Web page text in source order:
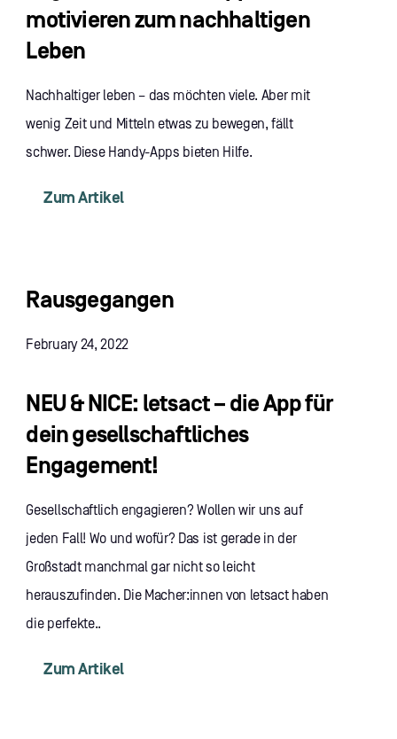
motivieren zum nachhaltigen
Leben
Nachhaltiger leben – das möchten viele. Aber mit
wenig Zeit und Mitteln etwas zu bewegen, fällt
schwer. Diese Handy-Apps bieten Hilfe.
Zum Artikel
Rausgegangen
February 24, 2022
NEU & NICE: letsact – die App für
dein gesellschaftliches
Engagement!
Gesellschaftlich engagieren? Wollen wir uns auf
jeden Fall! Wo und wofür? Das ist gerade in der
Großstadt manchmal gar nicht so leicht
herauszufinden. Die Macher:innen von letsact haben
die perfekte..
Zum Artikel